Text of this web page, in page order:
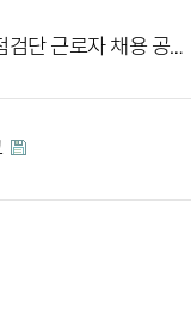
검단 근로자 채용 공…